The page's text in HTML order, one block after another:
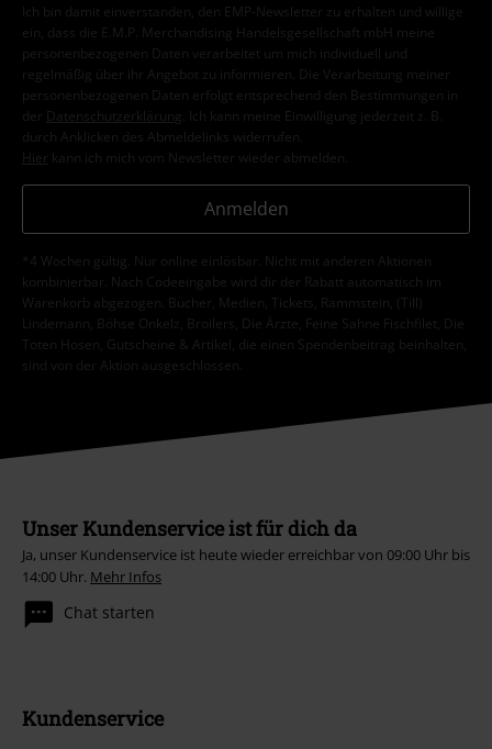
Ich bin damit einverstanden, den EMP-Newsletter zu erhalten und willige
ein, dass die E.M.P. Merchandising Handelsgesellschaft mbH meine
personenbezogenen Daten verarbeitet um mich individuell und
regelmäßig über ihr Angebot zu informieren. Die Verarbeitung meiner
personenbezogenen Daten erfolgt entsprechend den Bestimmungen in
der
Datenschutzerklärung
. Ich kann meine Einwilligung jederzeit z. B.
durch Anklicken des Abmeldelinks widerrufen.
Hier kann ich mich vom Newsletter wieder abmelden.
Anmelden
*4 Wochen gültig. Nur online einlösbar. Nicht mit anderen Aktionen
kombinierbar. Nach Codeeingabe wird dir der Rabatt automatisch im
Warenkorb abgezogen. Bücher, Medien, Tickets, Rammstein, (Till)
Lindemann, Böhse Onkelz, Broilers, Die Ärzte, Feine Sahne Fischfilet, Die
Toten Hosen, Gutscheine & Artikel, die einen Spendenbeitrag beinhalten,
sind von der Aktion ausgeschlossen.
Unser Kundenservice ist für dich da
Ja, unser Kundenservice ist heute wieder erreichbar von 09:00 Uhr bis
14:00 Uhr. Mehr Infos
Chat starten
Kundenservice